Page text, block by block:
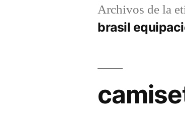
Archivos de la
brasil